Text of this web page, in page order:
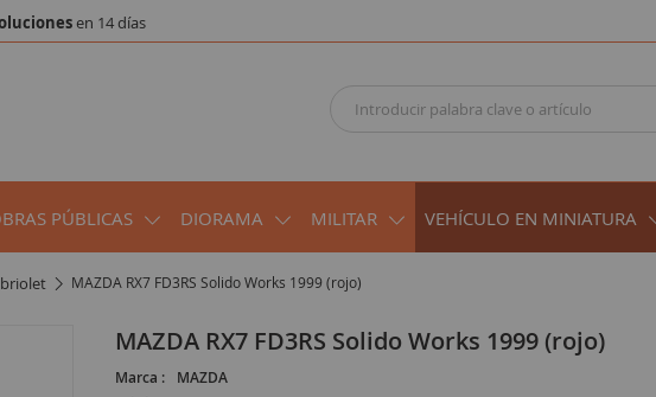
en 14 días
PÚBLICAS DIORAMA MILITAR VEHÍCULO EN MINIATURA
MAZDA RX7 FD3RS Solido Works 1999 (rojo)
MAZDA RX7 FD3RS Solido Works 1999 (rojo)
Marca :
MAZDA